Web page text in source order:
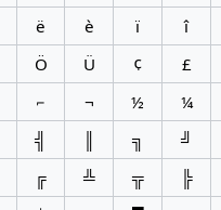
ë è ï î
Ö Ü ¢ £
⌐ ¬ ½ ¼
╣ ╗ ╝
╔ ╩ ╦ ╠